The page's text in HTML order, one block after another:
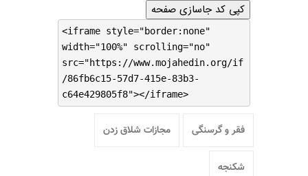
کپی کد جاسازی صفحه
<iframe style="border:none"
width="100%" scrolling="no"
src="https://www.mojahedin.org/if
/86fb6c15-57d7-415e-83b3-
c64e429805f8"></iframe>
فقر و گرسنگی مجازات شلاق زدن
شکنجه